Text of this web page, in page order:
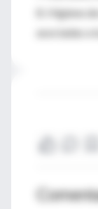
8. Higiene
asociadas a